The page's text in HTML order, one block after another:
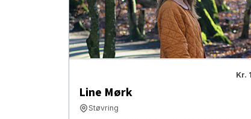
Kr.
Line Mørk
Støvring